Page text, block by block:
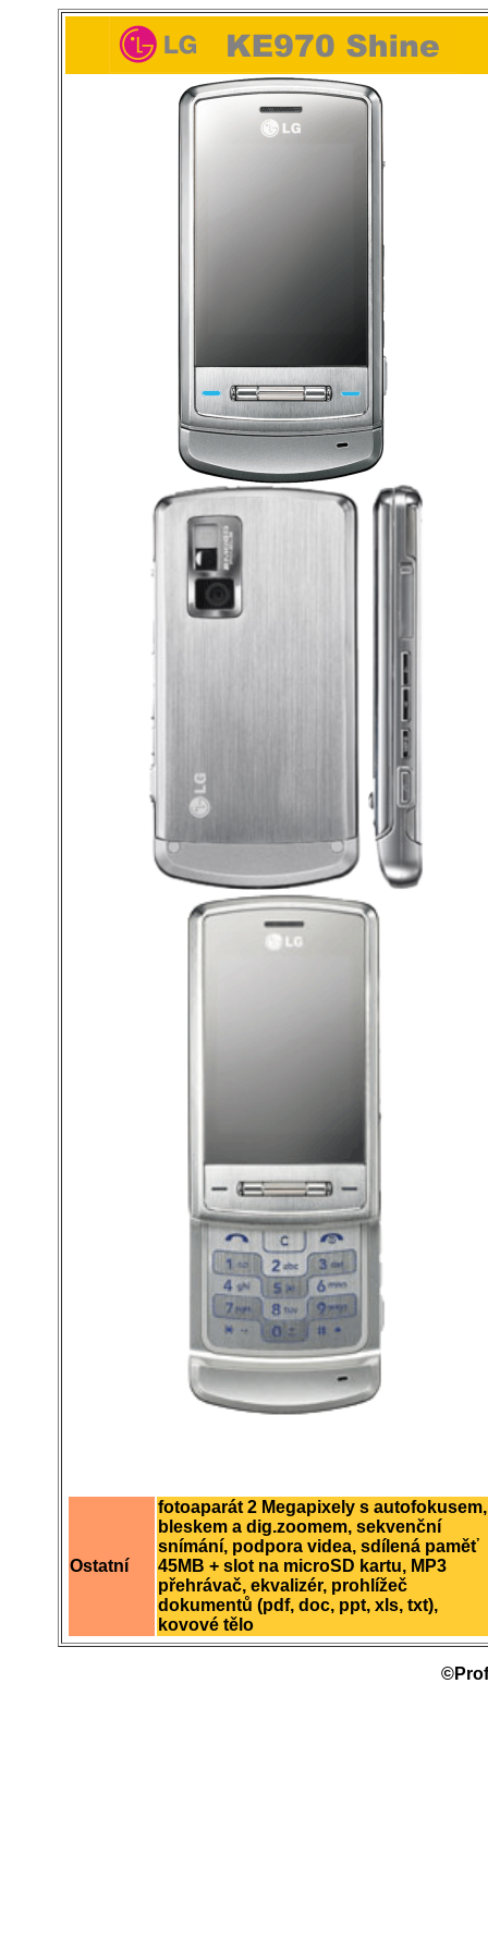
Ostatní
fotoaparát 2 Megapixely s autofokusem,
bleskem a dig.zoomem, sekvenční
snímání, podpora videa, sdílená paměť
45MB + slot na microSD kartu, MP3
přehrávač, ekvalizér, prohlížeč
dokumentů (pdf, doc, ppt, xls, txt),
kovové tělo